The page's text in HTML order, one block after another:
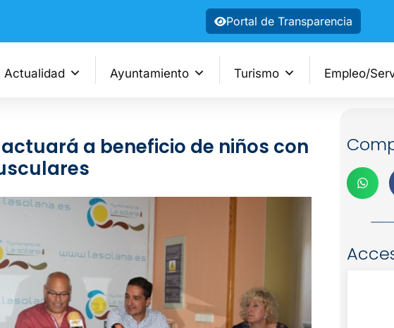
Portal de Transparencia
Actualidad Ayuntamiento Turismo Empleo/
actuará a beneficio de niños con